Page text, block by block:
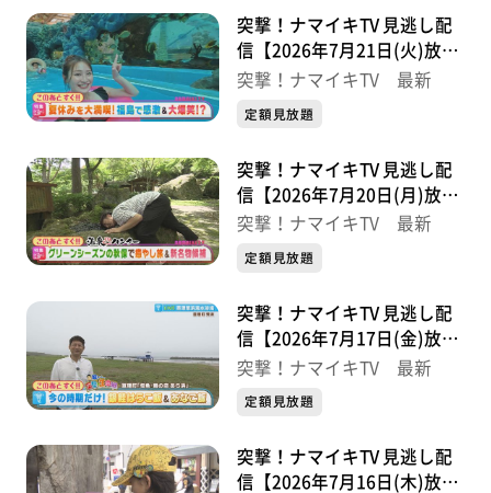
突撃！ナマイキTV 見逃し配
信【2026年7月21日(火)放送
分】
突撃！ナマイキTV 最新
定額見放題
突撃！ナマイキTV 見逃し配
信【2026年7月20日(月)放送
分】
突撃！ナマイキTV 最新
定額見放題
突撃！ナマイキTV 見逃し配
信【2026年7月17日(金)放送
分】
突撃！ナマイキTV 最新
定額見放題
突撃！ナマイキTV 見逃し配
信【2026年7月16日(木)放送